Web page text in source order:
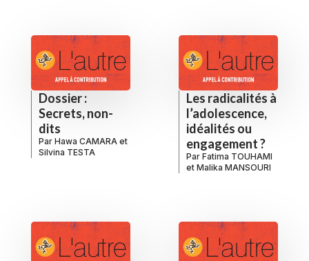
Dossier :
Secrets, non-
dits
Par Hawa CAMARA et
Silvina TESTA
Les radicalités à
l’adolescence,
idéalités ou
engagement ?
Par Fatima TOUHAMI
et Malika MANSOURI